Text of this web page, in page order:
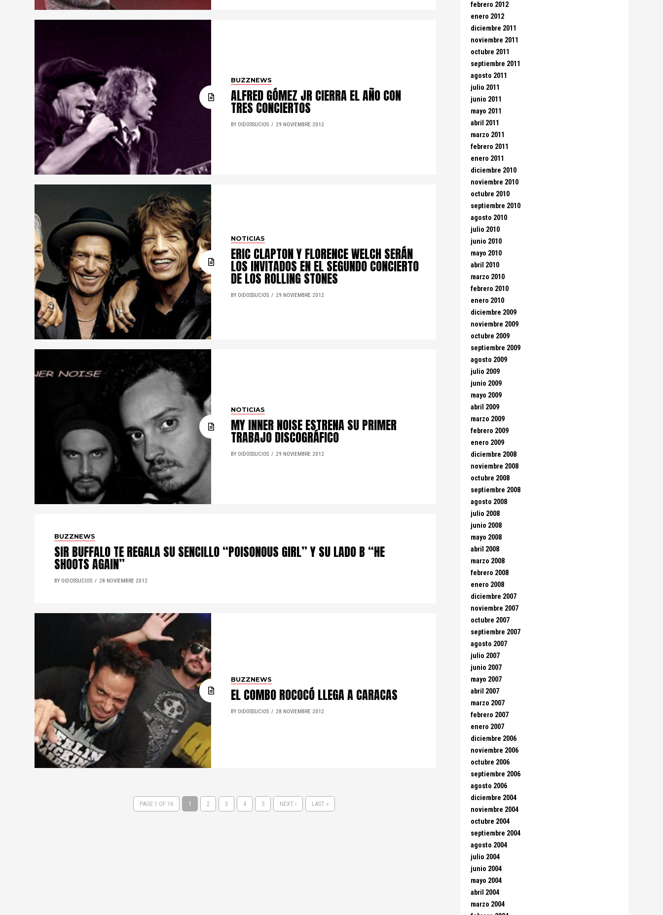
BUZZNEWS
ALFRED GÓMEZ JR CIERRA EL AÑO CON
TRES CONCIERTOS
BY OIDOSSUCIOS 29 NOVIEMBRE 2012
NOTICIAS
ERIC CLAPTON Y FLORENCE WELCH SERÁN
LOS INVITADOS EN EL SEGUNDO CONCIERTO
DE LOS ROLLING STONES
BY OIDOSSUCIOS 29 NOVIEMBRE 2012
NOTICIAS
MY INNER NOISE ESTRENA SU PRIMER
TRABAJO DISCOGRÁFICO
BY OIDOSSUCIOS 29 NOVIEMBRE 2012
BUZZNEWS
SIR BUFFALO TE REGALA SU SENCILLO “POISONOUS GIRL” Y SU LADO B “HE
SHOOTS AGAIN”
BY OIDOSSUCIOS 28 NOVIEMBRE 2012
BUZZNEWS
EL COMBO ROCOCÓ LLEGA A CARACAS
BY OIDOSSUCIOS 28 NOVIEMBRE 2012
PAGE 1 OF 16 1 2 3 4 5 NEXT › LAST »
febrero 2012
enero 2012
diciembre 2011
noviembre 2011
octubre 2011
septiembre 2011
agosto 2011
julio 2011
junio 2011
mayo 2011
abril 2011
marzo 2011
febrero 2011
enero 2011
diciembre 2010
noviembre 2010
octubre 2010
septiembre 2010
agosto 2010
julio 2010
junio 2010
mayo 2010
abril 2010
marzo 2010
febrero 2010
enero 2010
diciembre 2009
noviembre 2009
octubre 2009
septiembre 2009
agosto 2009
julio 2009
junio 2009
mayo 2009
abril 2009
marzo 2009
febrero 2009
enero 2009
diciembre 2008
noviembre 2008
octubre 2008
septiembre 2008
agosto 2008
julio 2008
junio 2008
mayo 2008
abril 2008
marzo 2008
febrero 2008
enero 2008
diciembre 2007
noviembre 2007
octubre 2007
septiembre 2007
agosto 2007
julio 2007
junio 2007
mayo 2007
abril 2007
marzo 2007
febrero 2007
enero 2007
diciembre 2006
noviembre 2006
octubre 2006
septiembre 2006
agosto 2006
diciembre 2004
noviembre 2004
octubre 2004
septiembre 2004
agosto 2004
julio 2004
junio 2004
mayo 2004
abril 2004
marzo 2004